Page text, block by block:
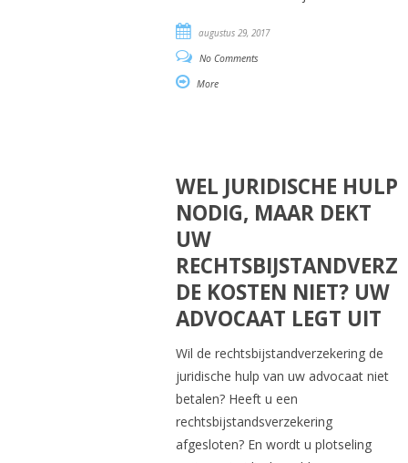
augustus 29, 2017
No Comments
More
WEL JURIDISCHE HULP
NODIG, MAAR DEKT
UW
DE KOSTEN NIET? UW
ADVOCAAT LEGT UIT
Wil de rechtsbijstandverzekering de
juridische hulp van uw advocaat niet
betalen? Heeft u een
rechtsbijstandsverzekering
afgesloten? En wordt u plotseling